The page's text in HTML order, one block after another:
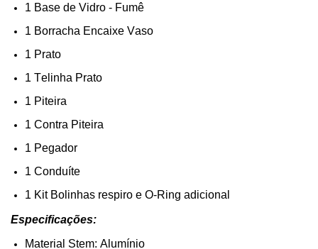
1 Base de Vidro - Fumê
1 Borracha Encaixe Vaso
1 Prato
1 Telinha Prato
1 Piteira
1 Contra Piteira
1 Pegador
1 Conduíte
1 Kit Bolinhas respiro e O-Ring adicional
Especificações:
Material Stem: Alumínio